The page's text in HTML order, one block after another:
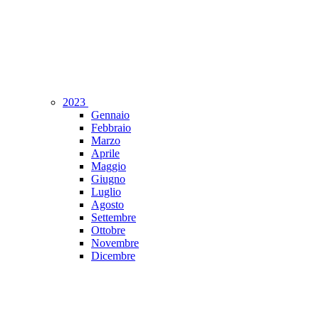
2023
Gennaio
Febbraio
Marzo
Aprile
Maggio
Giugno
Luglio
Agosto
Settembre
Ottobre
Novembre
Dicembre